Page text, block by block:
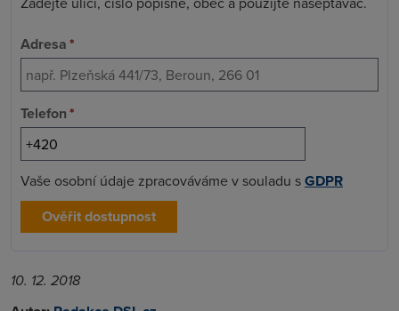
Adresa*
Telefon*
Vaše osobní údaje zpracováváme v souladu sGDPR
Ověřit dostupnost
10. 12. 2018